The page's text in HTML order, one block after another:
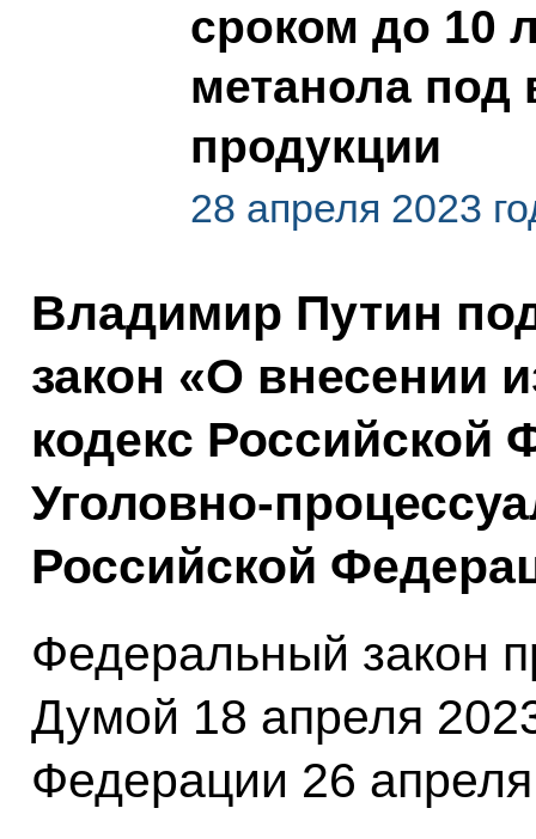
сроком до 10
метанола под
продукции
28 апреля 2023
Владимир Путин
закон «О внесении
кодекс Российской
Уголовно-
Российской
Федеральный закон
Думой 18 апреля
Федерации 26